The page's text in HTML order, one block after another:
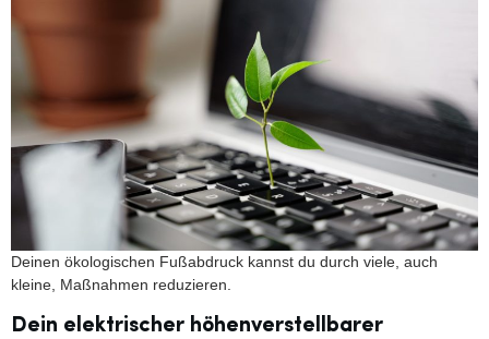
Deinen ökologischen Fußabdruck kannst du durch viele, auch
kleine, Maßnahmen reduzieren.
Dein elektrischer höhenverstellbarer